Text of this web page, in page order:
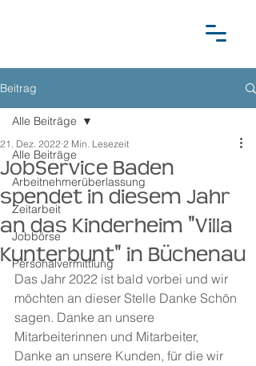
Beitrag
Alle Beiträge
Arbeitnehmerüberlassung
Zeitarbeit
Jobbörse
Personalvermittlung
Alle Beiträge
JobService Baden
spendet in diesem Jahr
an das Kinderheim "Villa
Kunterbunt" in Büchenau
21. Dez. 2022 2 Min. Lesezeit
Das Jahr 2022 ist bald vorbei und wir
möchten an dieser Stelle Danke Schön
sagen. Danke an unsere
Mitarbeiterinnen und Mitarbeiter,
Danke an unsere Kunden, für die wir